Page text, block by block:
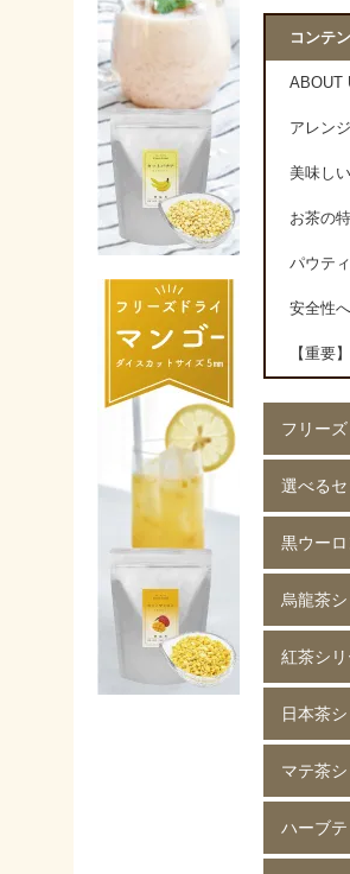
コンテ
ABOUT
アレン
美味し
お茶の
パウテ
安全性
【重要
フリー
イチゴ
イチゴ
イチゴ
フレーズ
フレーズ
イチゴス
バナナ
バナナ
マンゴ
マンゴー
ラズベリ
ラズベリ
黄桃60g
黄桃
コーン
選べるセ
選べる 2
黒ウー
黒ウーロ
黒ウーロ
黒ウーロ
ジャスミ
黒ウー
ジャスミ
黒ウー
ジャスミ
黒ウー
ピーチ黒
ピーチ黒
バニラ黒
アセロラ
烏龍茶
烏龍茶
烏龍茶
烏龍茶
ピーチ烏
カシス烏
アップル
マスカッ
紅茶シ
ストレ
ストレ
ストレ
アールグ
アール
レモンテ
レモンテ
キャラメ
キャラ
アップル
アップル
トロピ
ストロ
日本茶
緑茶 80g
緑茶
緑茶 1kg
香りほう
ほうじ
香り麦
麦茶
香ばしい
抹茶入り
玄米茶
マテ茶
ロース
ロース
コーヒー
コーヒー
ミント
ミント
オレン
レモン
ハーブ